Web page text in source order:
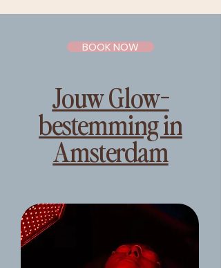
BOOK NOW
Jouw Glow-
bestemming in
Amsterdam